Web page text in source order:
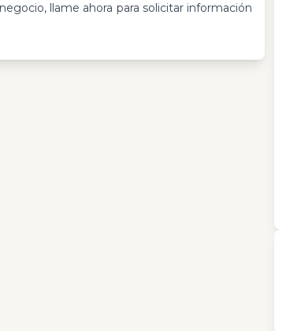
llame ahora para solicitar información